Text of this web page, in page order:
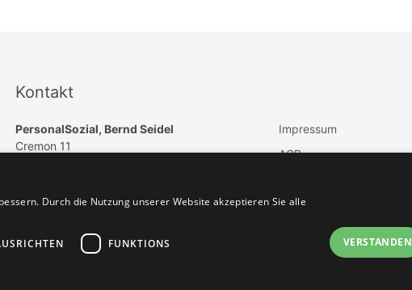
Kontakt
PersonalSozial, Bernd Seidel
Cremon 11
E-Mail:
info@paedagogik-jobs.de
Impressum
AGB
Vertrag widerrufen
Durch die Nutzung unserer Website akzeptieren Sie alle
FUNKTIONS VERSTANDEN